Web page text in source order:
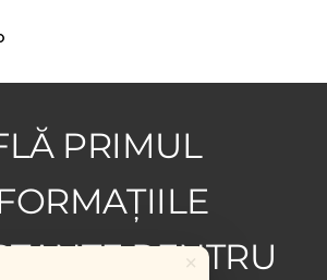
PRIMUL
PENTRU
×